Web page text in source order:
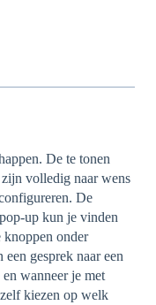
De te tonen
volledig naar wens
De
up kun je vinden
knoppen onder
gesprek naar een
wanneer je met
kiezen op welk